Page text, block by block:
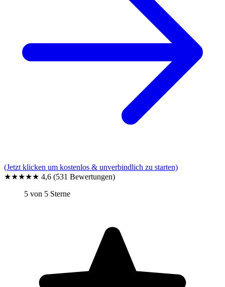
(Jetzt klicken um kostenlos & unverbindlich zu starten)
★★★★★ 4,6 (531 Bewertungen)
5 von 5 Sterne